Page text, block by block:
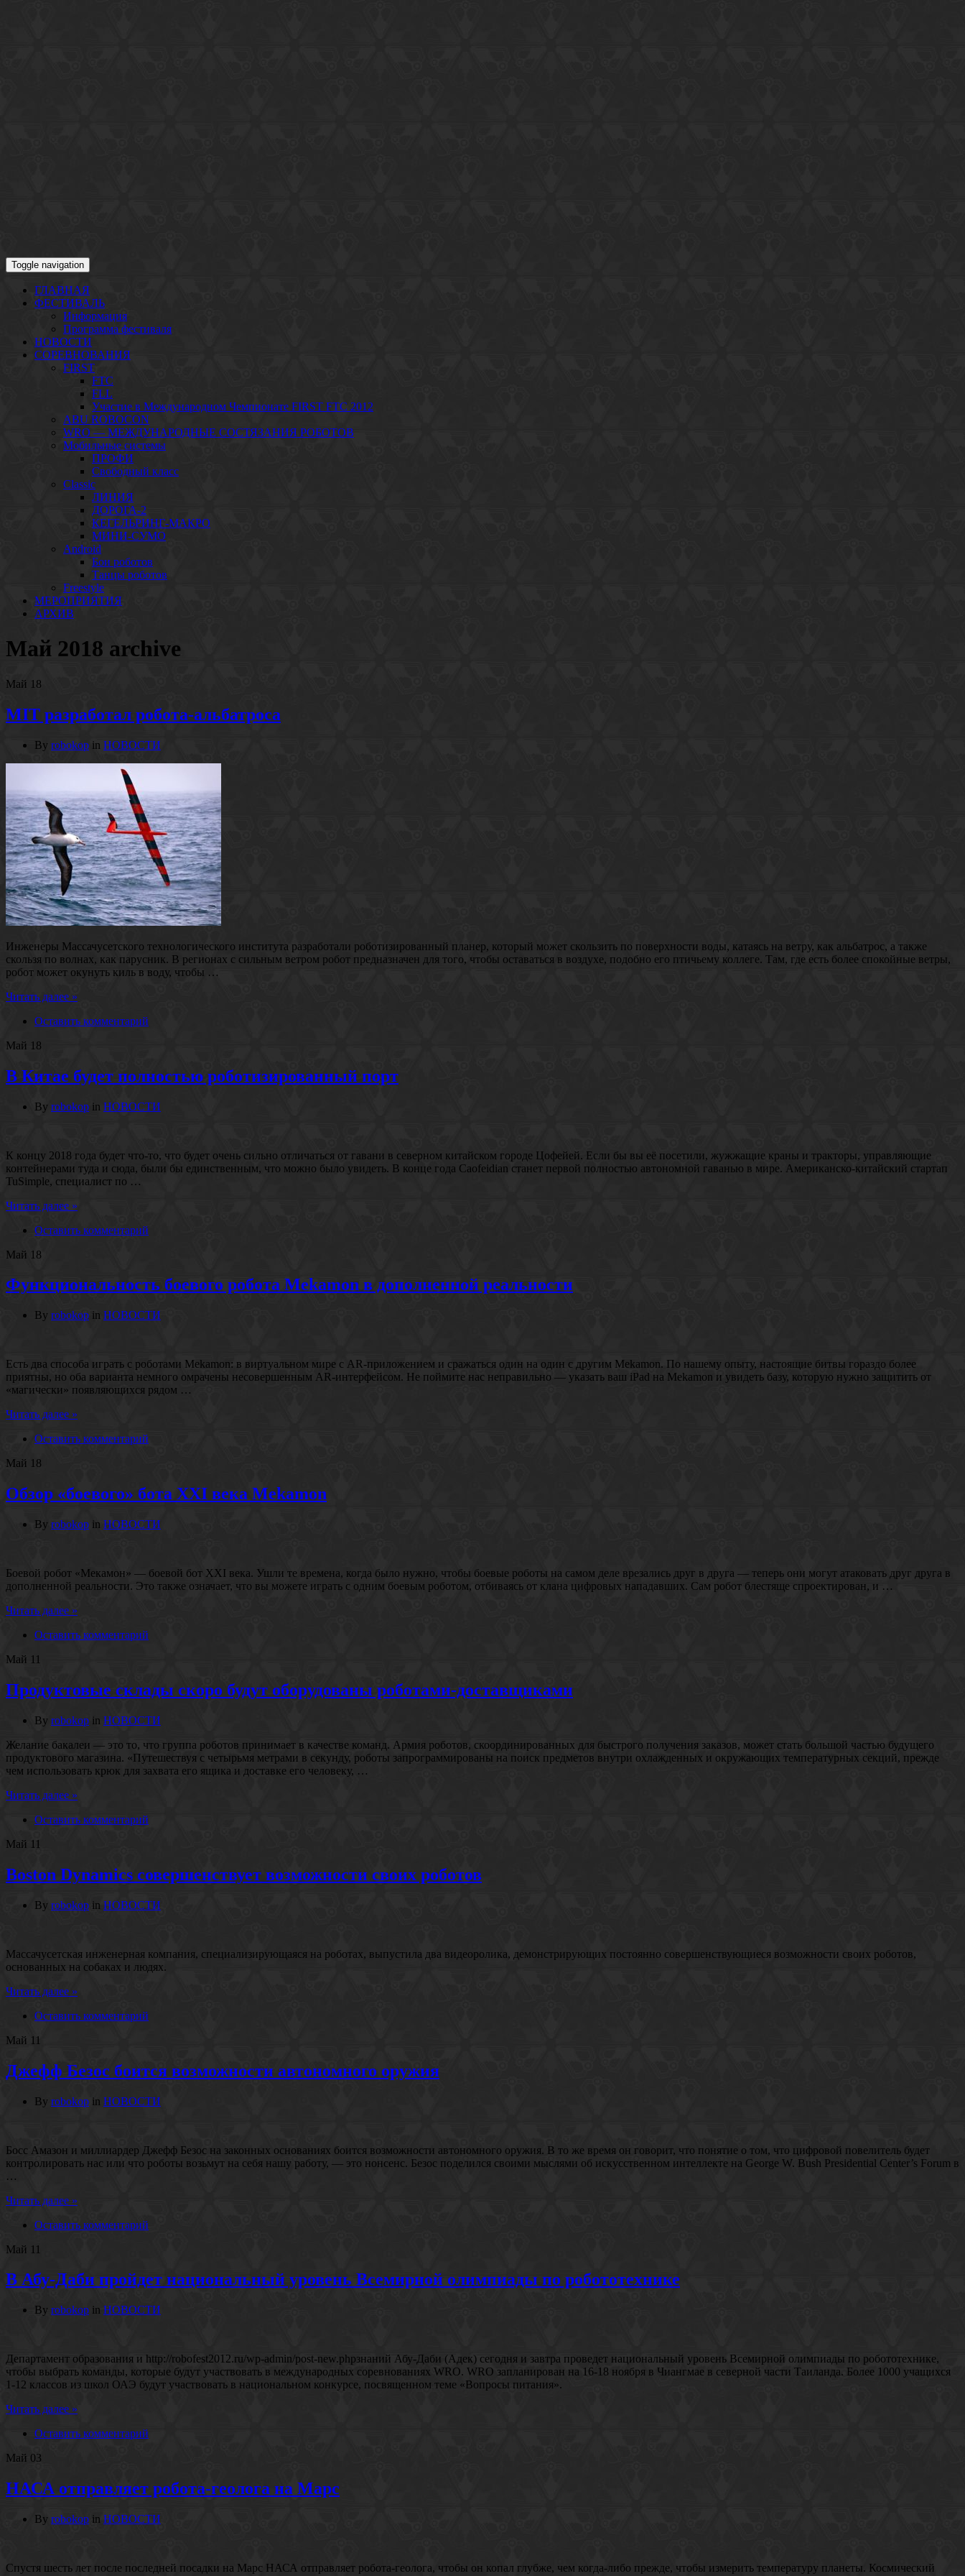
Toggle navigation
ГЛАВНАЯ
ФЕСТИВАЛЬ
Информация
Программа фестиваля
НОВОСТИ
СОРЕВНОВАНИЯ
FIRST
FTC
FLL
Участие в Международном Чемпионате FIRST FTC 2012
ABU ROBOCON
WRO — МЕЖДУНАРОДНЫЕ СОСТЯЗАНИЯ РОБОТОВ
Мобильные системы
ПРОФИ
Свободный класс
Classic
ЛИНИЯ
ДОРОГА-2
КЕГЕЛЬРИНГ-МАКРО
МИНИ-СУМО
Android
Бои роботов
Танцы роботов
Freestyle
МЕРОПРИЯТИЯ
АРХИВ
Май 2018 archive
Май 18
MIT разработал робота-альбатроса
By robokop in НОВОСТИ
Инженеры Массачусетского технологического института разработали роботизированный планер, который может скользить по поверхности воды, катаясь на ветру, как альбатрос, а также
скользя по волнах, как парусник. В регионах с сильным ветром робот предназначен для того, чтобы оставаться в воздухе, подобно его птичьему коллеге. Там, где есть более спокойные ветры,
робот может окунуть киль в воду, чтобы …
Читать далее »
Оставить комментарий
Май 18
В Китае будет полностью роботизированный порт
By robokop in НОВОСТИ
К концу 2018 года будет что-то, что будет очень сильно отличаться от гавани в северном китайском городе Цофейей. Если бы вы её посетили, жужжащие краны и тракторы, управляющие
контейнерами туда и сюда, были бы единственным, что можно было увидеть. В конце года Caofeidian станет первой полностью автономной гаванью в мире. Американско-китайский стартап
TuSimple, специалист по …
Читать далее »
Оставить комментарий
Май 18
Функциональность боевого робота Mekamon в дополненной реальности
By robokop in НОВОСТИ
Есть два способа играть с роботами Mekamon: в виртуальном мире с AR-приложением и сражаться один на один с другим Mekamon. По нашему опыту, настоящие битвы гораздо более
приятны, но оба варианта немного омрачены несовершенным AR-интерфейсом. Не поймите нас неправильно — указать ваш iPad на Mekamon и увидеть базу, которую нужно защитить от
«магически» появляющихся рядом …
Читать далее »
Оставить комментарий
Май 18
Обзор «боевого» бота XXI века Mekamon
By robokop in НОВОСТИ
Боевой робот «Мекамон» — боевой бот XXI века. Ушли те времена, когда было нужно, чтобы боевые роботы на самом деле врезались друг в друга — теперь они могут атаковать друг друга в
дополненной реальности. Это также означает, что вы можете играть с одним боевым роботом, отбиваясь от клана цифровых нападавших. Сам робот блестяще спроектирован, и …
Читать далее »
Оставить комментарий
Май 11
Продуктовые склады скоро будут оборудованы роботами-доставщиками
By robokop in НОВОСТИ
Желание бакалеи — это то, что группа роботов принимает в качестве команд. Армия роботов, скоординированных для быстрого получения заказов, может стать большой частью будущего
продуктового магазина. «Путешествуя с четырьмя метрами в секунду, роботы запрограммированы на поиск предметов внутри охлажденных и окружающих температурных секций, прежде
чем использовать крюк для захвата его ящика и доставке его человеку, …
Читать далее »
Оставить комментарий
Май 11
Boston Dynamics совершенствует возможности своих роботов
By robokop in НОВОСТИ
Массачусетская инженерная компания, специализирующаяся на роботах, выпустила два видеоролика, демонстрирующих постоянно совершенствующиеся возможности своих роботов,
основанных на собаках и людях.
Читать далее »
Оставить комментарий
Май 11
Джефф Безос боится возможности автономного оружия
By robokop in НОВОСТИ
Босс Амазон и миллиардер Джефф Безос на законных основаниях боится возможности автономного оружия. В то же время он говорит, что понятие о том, что цифровой повелитель будет
контролировать нас или что роботы возьмут на себя нашу работу, — это нонсенс. Безос поделился своими мыслями об искусственном интеллекте на George W. Bush Presidential Center’s Forum в
…
Читать далее »
Оставить комментарий
Май 11
В Абу-Даби пройдет национальный уровень Всемирной олимпиады по робототехнике
By robokop in НОВОСТИ
Департамент образования и http://robofest2012.ru/wp-admin/post-new.phpзнаний Абу-Даби (Адек) сегодня и завтра проведет национальный уровень Всемирной олимпиады по робототехнике,
чтобы выбрать команды, которые будут участвовать в международных соревнованиях WRO. WRO запланирован на 16-18 ноября в Чиангмае в северной части Таиланда. Более 1000 учащихся
1-12 классов из школ ОАЭ будут участвовать в национальном конкурсе, посвященном теме «Вопросы питания».
Читать далее »
Оставить комментарий
Май 03
НАСА отправляет робота-геолога на Марс
By robokop in НОВОСТИ
Спустя шесть лет после последней посадки на Марс НАСА отправляет робота-геолога, чтобы он копал глубже, чем когда-либо прежде, чтобы измерить температуру планеты. Космический